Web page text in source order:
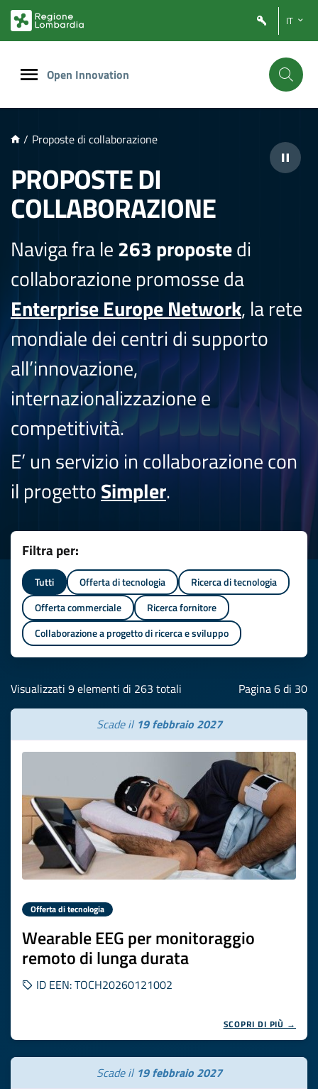
PRINCIPALE
IT
Open Innovation
/ Proposte di collaborazione
PROPOSTE DI
COLLABORAZIONE
Naviga fra le263 propostedi
collaborazione promosse da
Enterprise Europe Network, la rete
mondiale dei centri di supporto
all’innovazione,
internazionalizzazione e
competitività.
E’ un servizio in collaborazione con
il progettoSimpler.
Filtra per:
Tutti Offerta di tecnologia
Ricerca di tecnologia
Offerta commerciale
Ricerca fornitore
Collaborazione a progetto di ricerca e sviluppo
Visualizzati 9 elementi di 263 totali Pagina 6 di 30
Scade il 19 febbraio 2027
Offerta di tecnologia
Wearable EEG per monitoraggio
remoto di lunga durata
ID EEN: TOCH20260121002
SCOPRI DI PIÙ →
Scade il 19 febbraio 2027